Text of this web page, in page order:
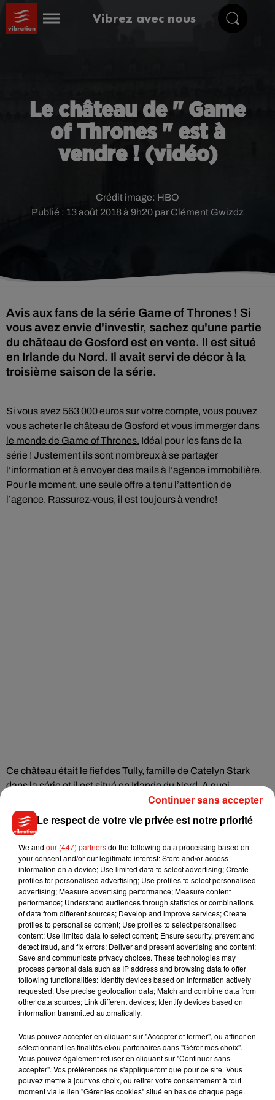
Vibrez avec nous
Le château de " Game
of Thrones " est à
vendre ! (vidéo)
Publié : 13 août 2018 à 9h20 par Clément Gwizdz
Crédit image: HBO
Avis aux fans de la série Game of Thrones ! Si
vous avez envie d'investir, sachez qu'une partie
du château de Gosford est en vente. Il est situé
en Irlande du Nord. Il avait servi de décor à la
troisième saison de la série.
Si vous avez 563 000 euros sur votre compte, vous pouvez
vous acheter le château de Gosford et vous immergerdans
le monde de Game of Thrones. Idéal pour les fans de la
série ! Justement ils sont nombreux à se partager
l’information et à envoyer des mails à l’agence immobilière.
Pour le moment, une seule offre a tenu l’attention de
l’agence. Rassurez-vous, il est toujours à vendre!
Ce château était le fief des Tully, famille de Catelyn Stark
dans la série et il est situé en Irlande du Nord. A quoi
ressemble ce château? Il faut savoir que vous pouvez
acquérir seulement une partie du château. Vous allez être à
l’aise puisqu’elle comporte 6 appartements d’environ 350
mètres carrés certains ayant même des rooftops. Alors
intéressé ? Si c’est le cas, vous savez ce qu’il vous reste à
faire, téléphonez à votre banquier et ensuite participer à la
vente aux enchères!
Musique
7 août 2026
Julien Lieb s’essaye à la vie de chatelain
dans son nouveau clip
7 août 2026
Madonna sort enfin le remix de « Love
Sensation » avec Kylie Minogue
Le respect de votre vie privée est notre priorité
We and our (447) partnersdo the following data processing based on
your consent and/or our legitimate interest: Store and/or access
information on a device; Use limited data to select advertising; Create
profiles for personalised advertising; Use profiles to select personalised
advertising; Measure advertising performance; Measure content
performance; Understand audiences through statistics or combinations
of data from different sources; Develop and improve services; Create
profiles to personalise content; Use profiles to select personalised
content; Use limited data to select content; Ensure security, prevent and
detect fraud, and fix errors; Deliver and present advertising and content;
Save and communicate privacy choices. These technologies may
process personal data such as IP address and browsing data to offer
following functionalities: Identify devices based on information actively
requested; Use precise geolocation data; Match and combine data from
other data sources; Link different devices; Identify devices based on
information transmitted automatically.
Vous pouvez accepter en cliquant sur "Accepter et fermer", ou affiner en
sélectionnant les finalités et/ou partenaires dans "Gérer mes choix".
Vous pouvez également refuser en cliquant sur "Continuer sans
accepter". Vos préférences ne s'appliqueront que pour ce site. Vous
pouvez mettre à jour vos choix, ou retirer votre consentement à tout
moment via le lien "Gérer les cookies" situé en bas de chaque page.
Continuer sans accepter